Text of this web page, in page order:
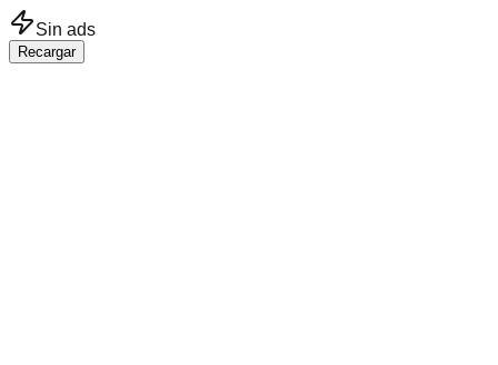
Saltar al contenido principal
Sin ads
Recargar